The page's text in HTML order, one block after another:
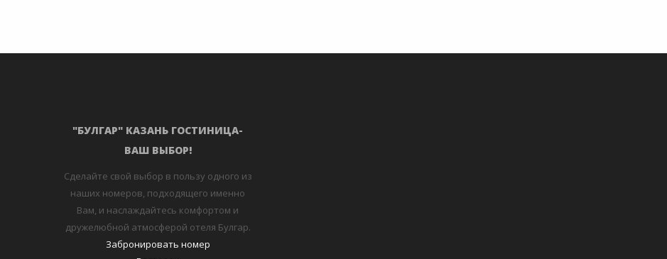
"БУЛГАР" КАЗАНЬ ГОСТИНИЦА-
ВАШ ВЫБОР!
Сделайте свой выбор в пользу одного из
наших номеров, подходящего именно
Вам, и наслаждайтесь комфортом и
дружелюбной атмосферой отеля Булгар.
Забронировать номер